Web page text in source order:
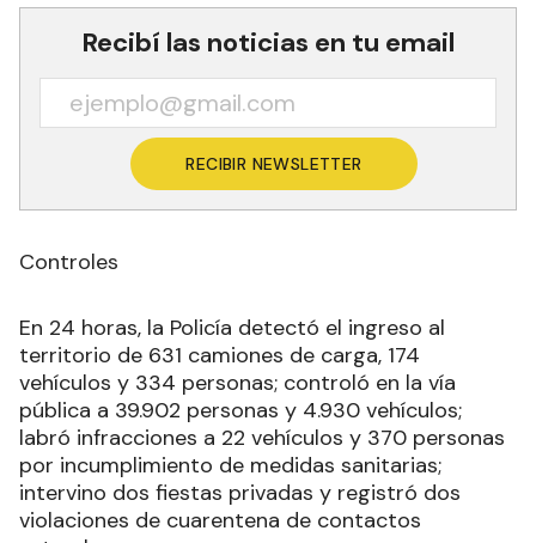
Recibí las noticias en tu email
RECIBIR NEWSLETTER
Controles
En 24 horas, la Policía detectó el ingreso al
territorio de 631 camiones de carga, 174
vehículos y 334 personas; controló en la vía
pública a 39.902 personas y 4.930 vehículos;
labró infracciones a 22 vehículos y 370 personas
por incumplimiento de medidas sanitarias;
intervino dos fiestas privadas y registró dos
violaciones de cuarentena de contactos